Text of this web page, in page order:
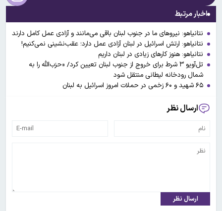
اخبار مرتبط
نتانیاهو: نیروهای ما در جنوب لبنان باقی می‌مانند و آزادی عمل کامل دارند
نتانیاهو: ارتش اسرائیل در لبنان آزادی عمل دارد؛ عقب‌نشینی نمی‌کنیم!
نتانیاهو: هنوز کارهای زیادی در لبنان داریم
تل‌آویو ۳ شرط برای خروج از جنوب لبنان تعیین کرد/ «حزب‌الله را به
شمال رودخانه لیطانی منتقل شود
۶۵ شهید و ۶۰ زخمی در حملات امروز اسرائیل به لبنان
ارسال نظر
ارسال نظر